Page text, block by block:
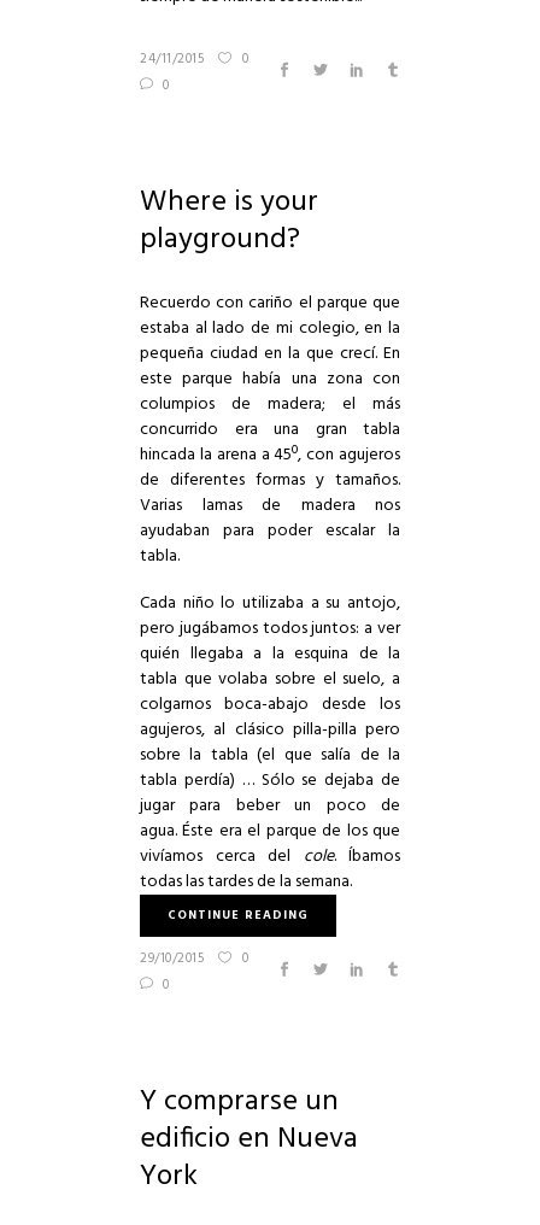
24/11/2015
0
0
Where is your
playground?
Recuerdo con cariño el parque que
estaba al lado de mi colegio, en la
pequeña ciudad en la que crecí. En
este parque había una zona con
columpios de madera; el más
concurrido era una gran tabla
hincada la arena a 45º, con agujeros
de diferentes formas y tamaños.
Varias lamas de madera nos
ayudaban para poder escalar la
tabla.
Cada niño lo utilizaba a su antojo,
pero jugábamos todos juntos: a ver
quién llegaba a la esquina de la
tabla que volaba sobre el suelo, a
colgarnos boca-abajo desde los
agujeros, al clásico pilla-pilla pero
sobre la tabla (el que salía de la
tabla perdía) … Sólo se dejaba de
jugar para beber un poco de
agua. Éste era el parque de los que
vivíamos cerca del cole. Íbamos
todas las tardes de la semana.
CONTINUE READING
29/10/2015
0
0
Y comprarse un
edificio en Nueva
York